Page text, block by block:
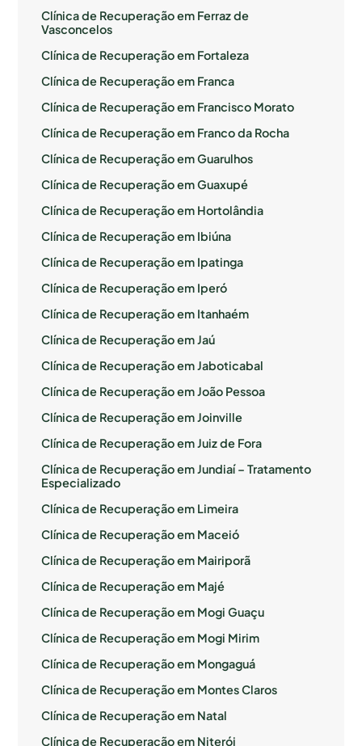
Clínica de Recuperação em Ferraz de
Vasconcelos
Clínica de Recuperação em Fortaleza
Clínica de Recuperação em Franca
Clínica de Recuperação em Francisco Morato
Clínica de Recuperação em Franco da Rocha
Clínica de Recuperação em Guarulhos
Clínica de Recuperação em Guaxupé
Clínica de Recuperação em Hortolândia
Clínica de Recuperação em Ibiúna
Clínica de Recuperação em Ipatinga
Clínica de Recuperação em Iperó
Clínica de Recuperação em Itanhaém
Clínica de Recuperação em Jaú
Clínica de Recuperação em Jaboticabal
Clínica de Recuperação em João Pessoa
Clínica de Recuperação em Joinville
Clínica de Recuperação em Juiz de Fora
Clínica de Recuperação em Jundiaí – Tratamento
Especializado
Clínica de Recuperação em Limeira
Clínica de Recuperação em Maceió
Clínica de Recuperação em Mairiporã
Clínica de Recuperação em Majé
Clínica de Recuperação em Mogi Guaçu
Clínica de Recuperação em Mogi Mirim
Clínica de Recuperação em Mongaguá
Clínica de Recuperação em Montes Claros
Clínica de Recuperação em Natal
Clínica de Recuperação em Niterói